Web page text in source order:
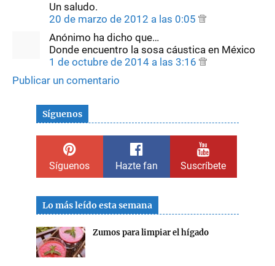
Un saludo.
20 de marzo de 2012 a las 0:05
Anónimo ha dicho que…
Donde encuentro la sosa cáustica en México
1 de octubre de 2014 a las 3:16
Publicar un comentario
Síguenos
Síguenos Hazte fan Suscríbete
Lo más leído esta semana
Zumos para limpiar el hígado